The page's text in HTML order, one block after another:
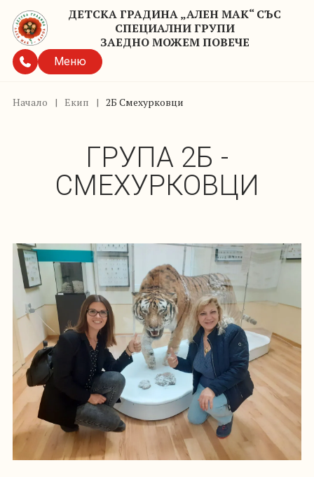
ДЕТСКА ГРАДИНА „АЛЕН МАК“ СЪС
СПЕЦИАЛНИ ГРУПИ
ЗАЕДНО МОЖЕМ ПОВЕЧЕ
Меню
Начало | Екип | 2Б Смехурковци
ГРУПА 2Б -
СМЕХУРКОВЦИ